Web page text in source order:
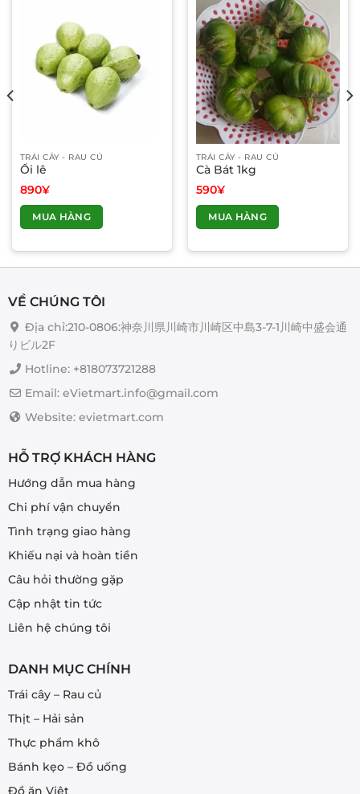
TRÁI CÂY - RAU CỦ
Ổi lê
890¥
MUA HÀNG
TRÁI CÂY - RAU CỦ
Cà Bát 1kg
590¥
MUA HÀNG
VỀ CHÚNG TÔI
Địa chỉ:210-0806:神奈川県川崎市川崎区中島3-7-1川崎中盛会通
りビル2F
Hotline: +818073721288
Email: eVietmart.info@gmail.com
Website: evietmart.com
HỖ TRỢ KHÁCH HÀNG
Hướng dẫn mua hàng
Chi phí vận chuyển
Tình trạng giao hàng
Khiếu nại và hoàn tiền
Câu hỏi thường gặp
Cập nhật tin tức
Liên hệ chúng tôi
DANH MỤC CHÍNH
Trái cây – Rau củ
Thịt – Hải sản
Thực phẩm khô
Bánh kẹo – Đồ uống
Đồ ăn Việt